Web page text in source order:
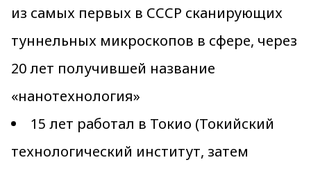
из самых первых в СССР сканирующих
туннельных микроскопов в сфере, через
20 лет получившей название
«нанотехнология»
15 лет работал в Токио (Токийский
технологический институт, затем